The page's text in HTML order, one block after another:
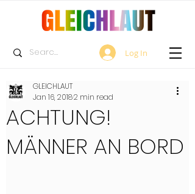
Log In
ACHTUNG!
MÄNNER AN BORD
GLEICHLAUT
Jan 16, 20182 min read